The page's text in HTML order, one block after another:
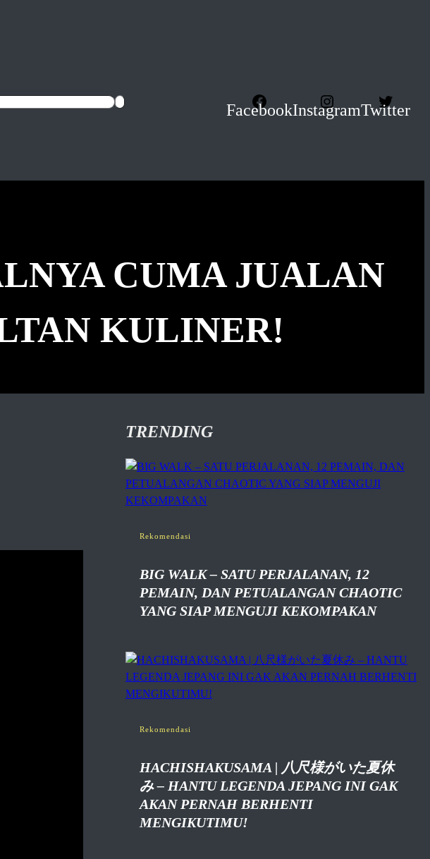
FacebookInstagramTwitter
CUMA JUALAN
KULINER!
TRENDING
Rekomendasi
BIG WALK – SATU PERJALANAN, 12
PEMAIN, DAN PETUALANGAN CHAOTIC
YANG SIAP MENGUJI KEKOMPAKAN
Rekomendasi
HACHISHAKUSAMA | 八尺様がいた夏休
み – HANTU LEGENDA JEPANG INI GAK
AKAN PERNAH BERHENTI
MENGIKUTIMU!